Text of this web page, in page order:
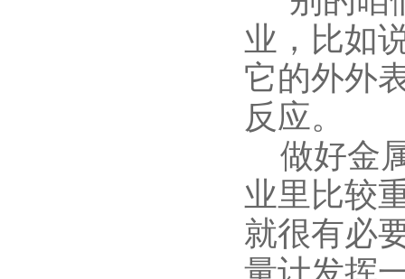
业，比如
它的外外
反应。
做好金
业里比较
就很有必
量计发挥